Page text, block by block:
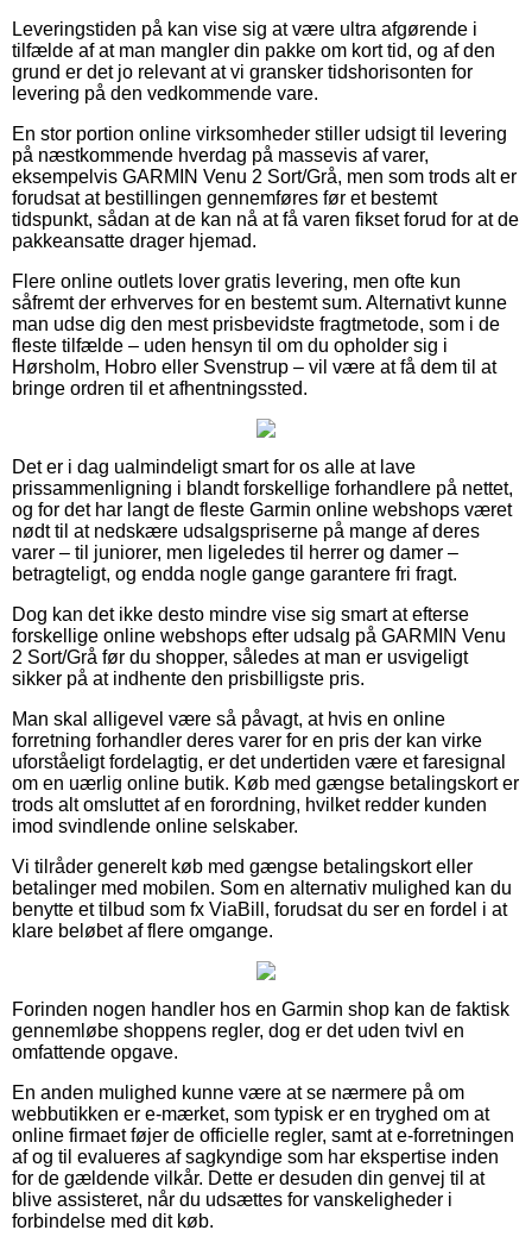
Leveringstiden på kan vise sig at være ultra afgørende i
tilfælde af at man mangler din pakke om kort tid, og af den
grund er det jo relevant at vi gransker tidshorisonten for
levering på den vedkommende vare.
En stor portion online virksomheder stiller udsigt til levering
på næstkommende hverdag på massevis af varer,
eksempelvis GARMIN Venu 2 Sort/Grå, men som trods alt er
forudsat at bestillingen gennemføres før et bestemt
tidspunkt, sådan at de kan nå at få varen fikset forud for at de
pakkeansatte drager hjemad.
Flere online outlets lover gratis levering, men ofte kun
såfremt der erhverves for en bestemt sum. Alternativt kunne
man udse dig den mest prisbevidste fragtmetode, som i de
fleste tilfælde – uden hensyn til om du opholder sig i
Hørsholm, Hobro eller Svenstrup – vil være at få dem til at
bringe ordren til et afhentningssted.
Det er i dag ualmindeligt smart for os alle at lave
prissammenligning i blandt forskellige forhandlere på nettet,
og for det har langt de fleste Garmin online webshops været
nødt til at nedskære udsalgspriserne på mange af deres
varer – til juniorer, men ligeledes til herrer og damer –
betragteligt, og endda nogle gange garantere fri fragt.
Dog kan det ikke desto mindre vise sig smart at efterse
forskellige online webshops efter udsalg på GARMIN Venu
2 Sort/Grå før du shopper, således at man er usvigeligt
sikker på at indhente den prisbilligste pris.
Man skal alligevel være så påvagt, at hvis en online
forretning forhandler deres varer for en pris der kan virke
uforståeligt fordelagtig, er det undertiden være et faresignal
om en uærlig online butik. Køb med gængse betalingskort er
trods alt omsluttet af en forordning, hvilket redder kunden
imod svindlende online selskaber.
Vi tilråder generelt køb med gængse betalingskort eller
betalinger med mobilen. Som en alternativ mulighed kan du
benytte et tilbud som fx ViaBill, forudsat du ser en fordel i at
klare beløbet af flere omgange.
Forinden nogen handler hos en Garmin shop kan de faktisk
gennemløbe shoppens regler, dog er det uden tvivl en
omfattende opgave.
En anden mulighed kunne være at se nærmere på om
webbutikken er e-mærket, som typisk er en tryghed om at
online firmaet føjer de officielle regler, samt at e-forretningen
af og til evalueres af sagkyndige som har ekspertise inden
for de gældende vilkår. Dette er desuden din genvej til at
blive assisteret, når du udsættes for vanskeligheder i
forbindelse med dit køb.